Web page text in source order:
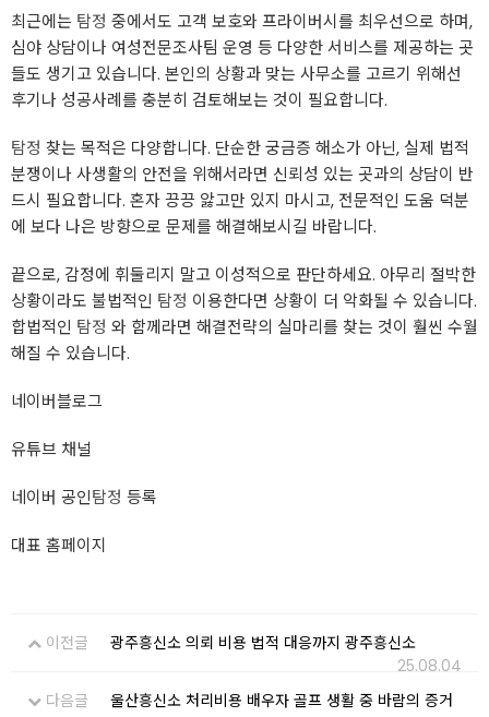
최근에는 탐정 중에서도 고객 보호와 프라이버시를 최우선으로 하며,
심야 상담이나 여성전문조사팀 운영 등 다양한 서비스를 제공하는 곳
들도 생기고 있습니다. 본인의 상황과 맞는 사무소를 고르기 위해선
후기나 성공사례를 충분히 검토해보는 것이 필요합니다.
탐정 찾는 목적은 다양합니다. 단순한 궁금증 해소가 아닌, 실제 법적
분쟁이나 사생활의 안전을 위해서라면 신뢰성 있는 곳과의 상담이 반
드시 필요합니다. 혼자 끙끙 앓고만 있지 마시고, 전문적인 도움 덕분
에 보다 나은 방향으로 문제를 해결해보시길 바랍니다.
끝으로, 감정에 휘둘리지 말고 이성적으로 판단하세요. 아무리 절박한
상황이라도 불법적인 탐정 이용한다면 상황이 더 악화될 수 있습니다.
합법적인 탐정 와 함께라면 해결전략의 실마리를 찾는 것이 훨씬 수월
해질 수 있습니다.
네이버블로그
유튜브 채널
네이버 공인탐정 등록
대표 홈페이지
이전글
광주흥신소 의뢰 비용 법적 대응까지 광주흥신소
25.08.04
다음글
울산흥신소 처리비용 배우자 골프 생활 중 바람의 증거